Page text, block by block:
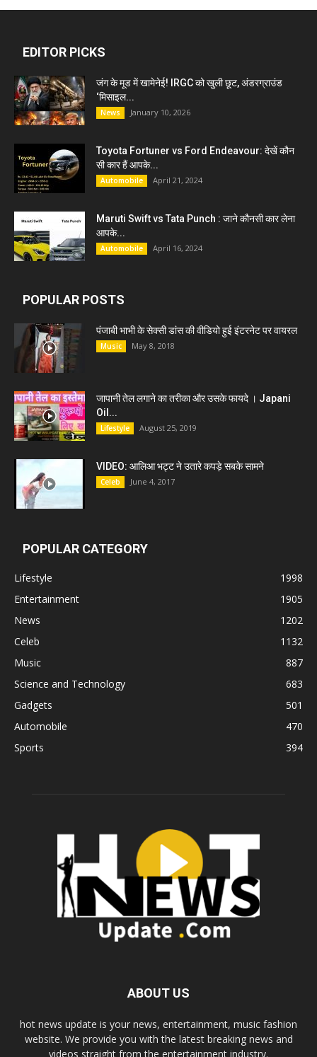
EDITOR PICKS
जंग के मूड में खामेनेई! IRGC को खुली छूट, अंडरग्राउंड
‘मिसाइल...
News January 10, 2026
Toyota Fortuner vs Ford Endeavour: देखें कौन
सी कार हैं आपके...
Automobile April 21, 2024
Maruti Swift vs Tata Punch : जाने कौनसी कार लेना
आपके...
Automobile April 16, 2024
POPULAR POSTS
पंजाबी भाभी के सेक्सी डांस की वीडियो हुई इंटरनेट पर वायरल
Music May 8, 2018
जापानी तेल लगाने का तरीका और उसके फायदे । Japani
Oil...
Lifestyle August 25, 2019
VIDEO: आलिआ भट्ट ने उतारे कपड़े सबके सामने
Celeb June 4, 2017
POPULAR CATEGORY
Lifestyle
1998
Entertainment
1905
News
1202
Celeb
1132
Music
887
Science and Technology
683
Gadgets
501
Automobile
470
Sports
394
ABOUT US
hot news update is your news, entertainment, music fashion
website. We provide you with the latest breaking news and
videos straight from the entertainment industry.